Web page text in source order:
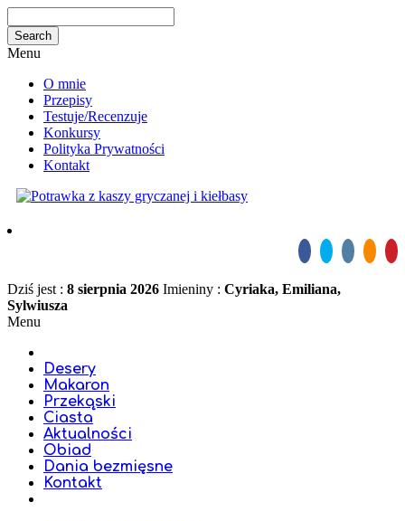
Menu
O mnie
Przepisy
Testuje/Recenzuje
Konkursy
Polityka Prywatności
Kontakt
Dziś jest : 8 sierpnia 2026 Imieniny : Cyriaka, Emiliana,
Sylwiusza
Menu
Desery
Makaron
Przekąski
Ciasta
Aktualności
Obiad
Dania bezmięsne
Kontakt